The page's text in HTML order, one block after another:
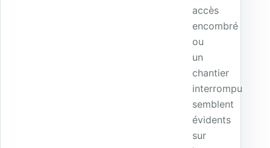
accès
encombré
ou
un
chantier
interrompu
semblent
évidents
sur